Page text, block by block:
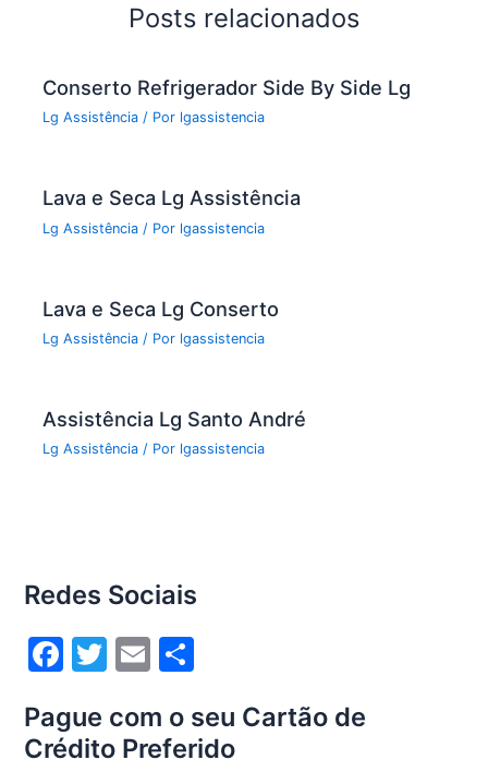
k
Posts relacionados
Conserto Refrigerador Side By Side Lg
Lg Assistência / Por lgassistencia
Lava e Seca Lg Assistência
Lg Assistência / Por lgassistencia
Lava e Seca Lg Conserto
Lg Assistência / Por lgassistencia
Assistência Lg Santo André
Lg Assistência / Por lgassistencia
Redes Sociais
F
c
e
T
itt
er
E
ai
l
ar
e
Pague com o seu Cartão de
Crédito Preferido